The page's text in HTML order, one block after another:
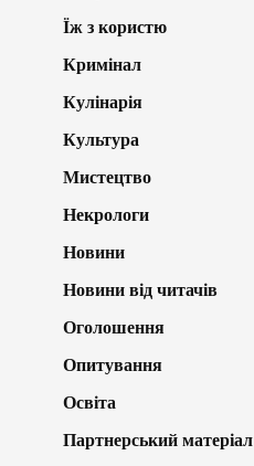
Їж з користю
Кримінал
Кулінарія
Культура
Мистецтво
Некрологи
Новини
Новини від читачів
Оголошення
Опитування
Освіта
Партнерський матеріал